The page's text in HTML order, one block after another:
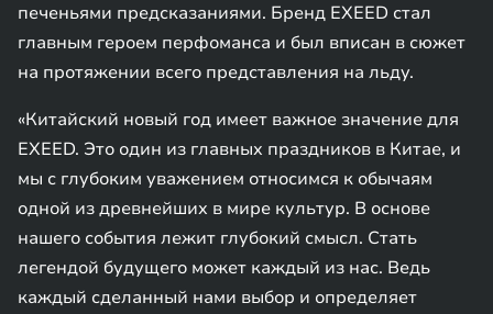
печеньями предсказаниями. Бренд EXEED стал
главным героем перфоманса и был вписан в сюжет
на протяжении всего представления на льду.
«Китайский новый год имеет важное значение для
EXEED. Это один из главных праздников в Китае, и
мы с глубоким уважением относимся к обычаям
одной из древнейших в мире культур. В основе
нашего события лежит глубокий смысл. Стать
легендой будущего может каждый из нас. Ведь
каждый сделанный нами выбор и определяет